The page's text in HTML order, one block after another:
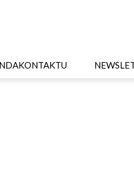
KONTAKTU